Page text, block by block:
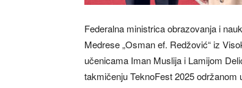
Federalna ministrica obrazovanja i
Medrese „Osman ef. Redžović“ iz
učenicama Iman Muslija i Lamijom
takmičenju TeknoFest 2025